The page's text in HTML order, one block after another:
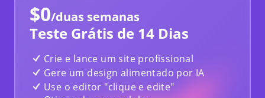
Yousef Obeidat
Nigéria
Análise de Desempenho
$0/duas semanas
Teste Grátis de 14 Dias
Crie e lance um site profissional
Gere um design alimentado por IA
Use o editor "clique e edite"